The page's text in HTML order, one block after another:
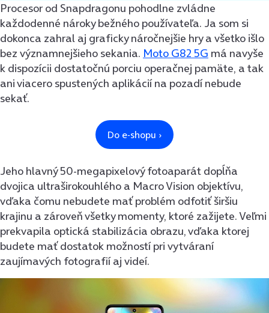
Procesor od Snapdragonu pohodlne zvládne
každodenné nároky bežného používateľa. Ja som si
dokonca zahral aj graficky náročnejšie hry a všetko išlo
bez významnejšieho sekania. Moto G82 5G má navyše
k dispozícii dostatočnú porciu operačnej pamäte, a tak
ani viacero spustených aplikácií na pozadí nebude
sekať.
Jeho hlavný 50-megapixelový fotoaparát dopĺňa
dvojica ultraširokouhlého a Macro Vision objektívu,
vďaka čomu nebudete mať problém odfotiť širšiu
krajinu a zároveň všetky momenty, ktoré zažijete. Veľmi
prekvapila optická stabilizácia obrazu, vďaka ktorej
budete mať dostatok možností pri vytváraní
zaujímavých fotografií aj videí.